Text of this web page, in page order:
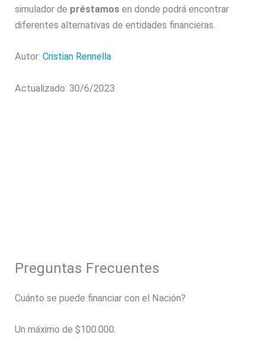
simulador de préstamosen donde podrá encontrar
diferentes alternativas de entidades financieras.
Autor:Cristian Rennella
Actualizado: 30/6/2023
Preguntas Frecuentes
Cuánto se puede financiar con el Nación?
Un máximo de $100.000.